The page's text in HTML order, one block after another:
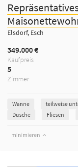
Elsdorf, Esch
Kaufpreis
349.000 €
Zimmer
5
Wanne teilweise
Dusche
Fliesen
minimieren